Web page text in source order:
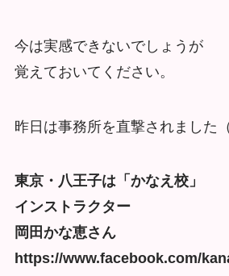
今は実感できないでしょうが
覚えておいてください。
昨日は事務所を直撃されました（
東京・八王子は「かなえ校」
インストラクター
岡田かな恵さん
https://www.facebook.com/